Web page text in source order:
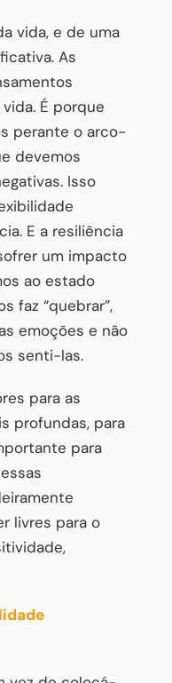
vida, e de uma
As
É porque
perante o arco-
devemos
Isso
E a resiliência
um impacto
ao estado
faz “quebrar”,
emoções e não
senti-las.
para as
profundas, para
para
livres para o